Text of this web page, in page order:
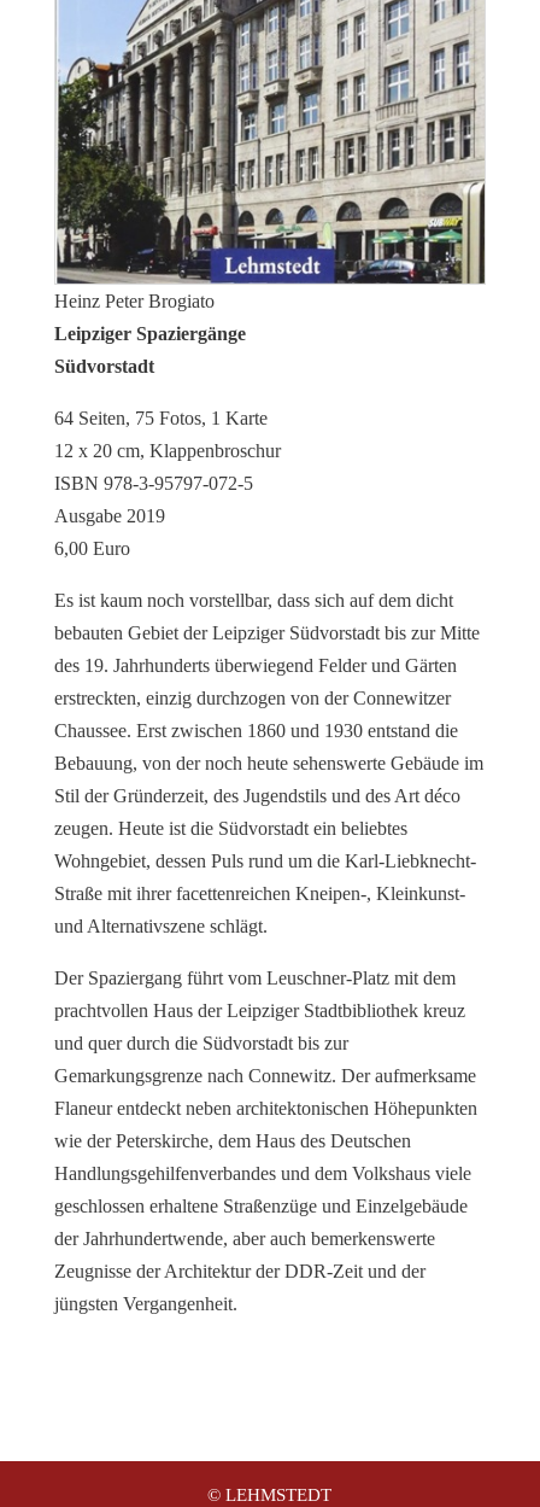
Heinz Peter Brogiato
Leipziger Spaziergänge
Südvorstadt
64 Seiten, 75 Fotos, 1 Karte
12 x 20 cm, Klappenbroschur
ISBN 978-3-95797-072-5
Ausgabe 2019
6,00 Euro
Es ist kaum noch vorstellbar, dass sich auf dem dicht
bebauten Gebiet der Leipziger Südvorstadt bis zur Mitte
des 19. Jahrhunderts überwiegend Felder und Gärten
erstreckten, einzig durchzogen von der Connewitzer
Chaussee. Erst zwischen 1860 und 1930 entstand die
Bebauung, von der noch heute sehenswerte Gebäude im
Stil der Gründerzeit, des Jugendstils und des Art déco
zeugen. Heute ist die Südvorstadt ein beliebtes
Wohngebiet, dessen Puls rund um die Karl-Liebknecht-
Straße mit ihrer facettenreichen Kneipen-, Kleinkunst-
und Alternativszene schlägt.
Der Spaziergang führt vom Leuschner-Platz mit dem
prachtvollen Haus der Leipziger Stadtbibliothek kreuz
und quer durch die Südvorstadt bis zur
Gemarkungsgrenze nach Connewitz. Der aufmerksame
Flaneur entdeckt neben architektonischen Höhepunkten
wie der Peterskirche, dem Haus des Deutschen
Handlungsgehilfenverbandes und dem Volkshaus viele
geschlossen erhaltene Straßenzüge und Einzelgebäude
der Jahrhundertwende, aber auch bemerkenswerte
Zeugnisse der Architektur der DDR-Zeit und der
jüngsten Vergangenheit.
© LEHMSTEDT